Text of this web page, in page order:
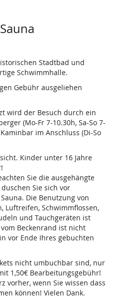
Stadtbad und
Schwimmhalle.
Gebühr ausgeliehen
wird der Besuch durch ein
(Mo-Fr 7-10.30h, Sa-So 7-
im Anschluss (Di-So
Kinder unter 16 Jahre
Sie die ausgehängte
Sie sich vor
Die Benutzung von
Luftreifen, Schwimmflossen,
und Tauchgeräten ist
Beckenrand ist nicht
vor Ende Ihres gebuchten
nicht umbuchbar sind, nur
1,50€ Bearbeitungsgebühr!
vorher, wenn Sie wissen dass
können! Vielen Dank.